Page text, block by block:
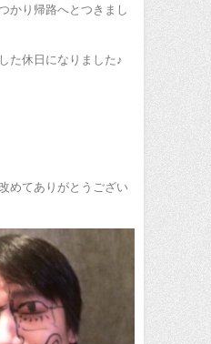
かり帰路へとつきまし
た休日になりました♪
めてありがとうござい